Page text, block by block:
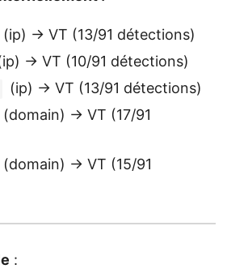
(ip) → VT (13/91 détections)
→ VT (10/91 détections)
(ip) → VT (13/91 détections)
(domain) → VT (17/91
(domain) → VT (15/91
: